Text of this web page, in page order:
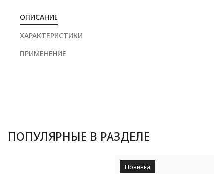
ОПИСАНИЕ
ХАРАКТЕРИСТИКИ
ПРИМЕНЕНИЕ
ПОПУЛЯРНЫЕ В РАЗДЕЛЕ
Новинка